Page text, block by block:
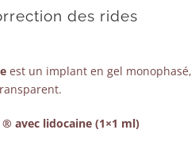
des rides
est un implant en gel monophasé,
avec lidocaine (1×1 ml)